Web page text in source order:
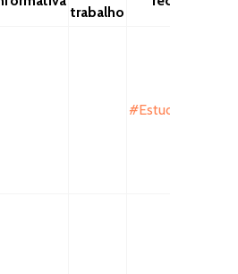
trabalho
#EstudoEmCasa